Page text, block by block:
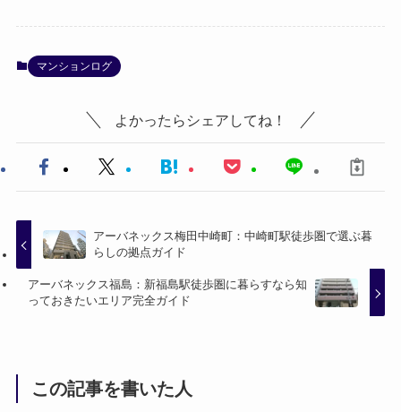
マンションログ
よかったらシェアしてね！
アーバネックス梅田中崎町：中崎町駅徒歩圏で選ぶ暮
らしの拠点ガイド
アーバネックス福島：新福島駅徒歩圏に暮らすなら知
っておきたいエリア完全ガイド
この記事を書いた人